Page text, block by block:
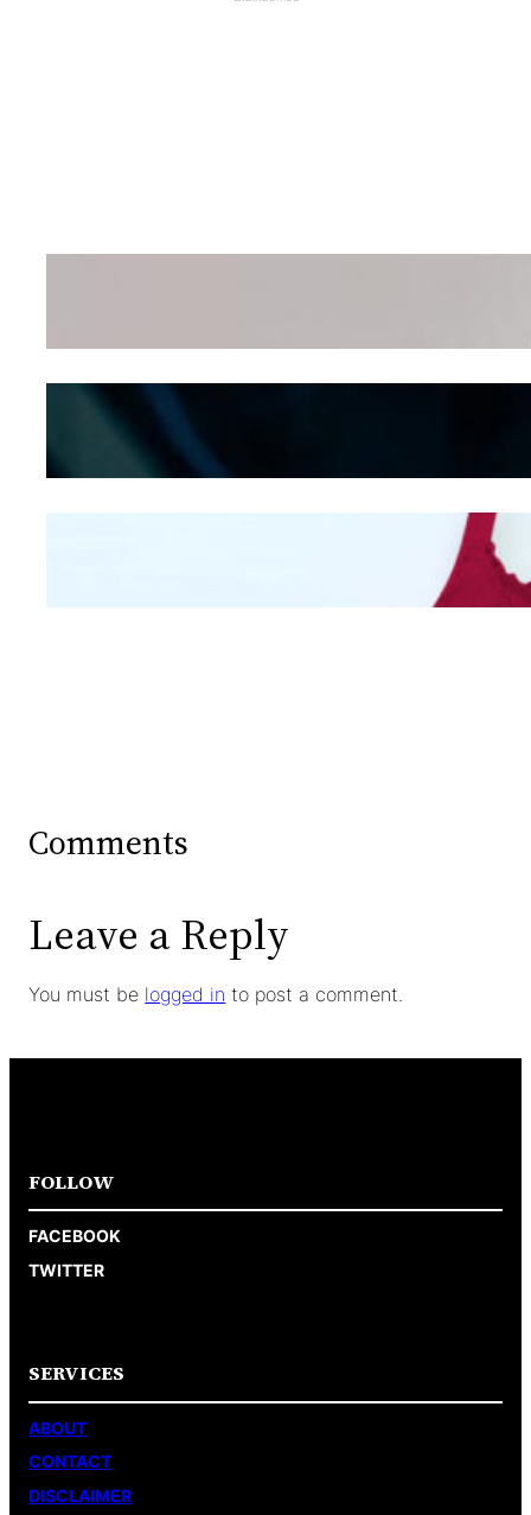
Wanita Pamer Pakaian
Kepribadian
Mengintip Kepribadian
Wanita Dari Warna Bra
Comments
Leave a Reply
You must be logged in to post a comment.
FOLLOW
FACEBOOK
TWITTER
SERVICES
ABOUT
CONTACT
DISCLAIMER